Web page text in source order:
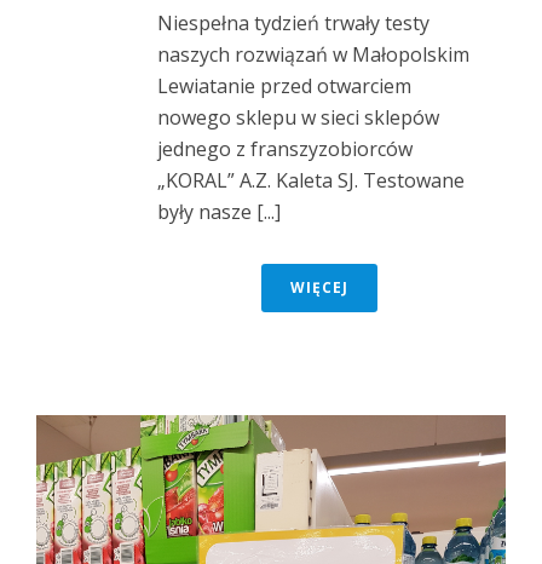
Niespełna tydzień trwały testy
naszych rozwiązań w Małopolskim
Lewiatanie przed otwarciem
nowego sklepu w sieci sklepów
jednego z franszyzobiorców
„KORAL” A.Z. Kaleta SJ. Testowane
były nasze [...]
WIĘCEJ